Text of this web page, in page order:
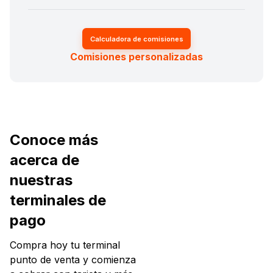
Comisiones personalizadas
Calculadora de comisiones
Conoce más
acerca de
nuestras
terminales de
pago
Compra hoy tu terminal
punto de venta y comienza